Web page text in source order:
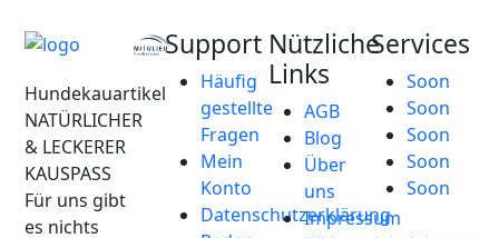
Hundekauartikel
NATÜRLICHER
& LECKERER
KAUSPASS
Für uns gibt
es nichts
Support
Häufig
gestellte
Fragen
Mein
Konto
Datenschutzerklärung
Nützliche
Links
AGB
Blog
Über
uns
Impressum
Services
Soon
Soon
Soon
Soon
Soon